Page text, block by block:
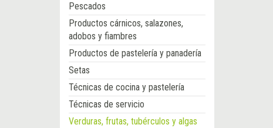
Pescados
Productos cárnicos, salazones,
adobos y fiambres
Productos de pastelería y panadería
Setas
Técnicas de cocina y pastelería
Técnicas de servicio
Verduras, frutas, tubérculos y algas